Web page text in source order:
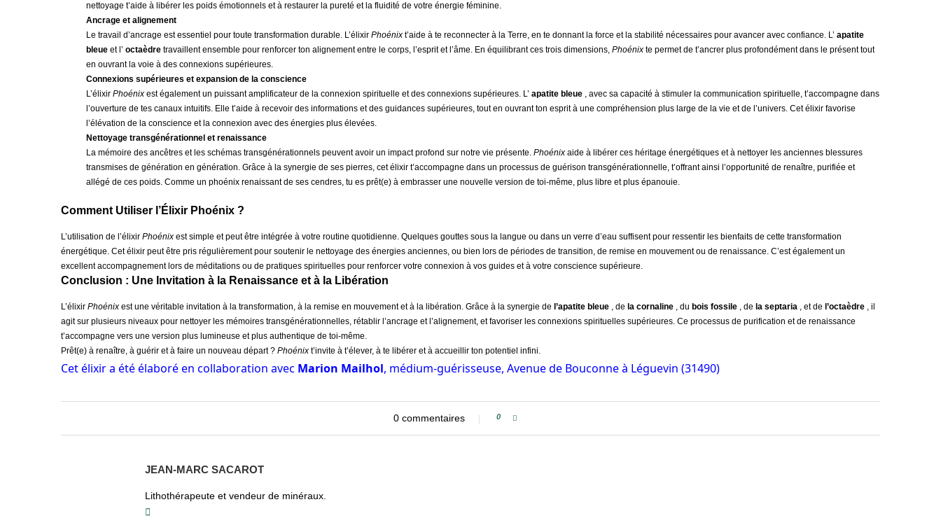
nettoyage t’aide à libérer les poids émotionnels et à restaurer la pureté et la fluidité de votre énergie féminine.
Ancrage et alignement
Le travail d’ancrage est essentiel pour toute transformation durable. L’élixir Phoénix t’aide à te reconnecter à la Terre, en te donnant la force et la stabilité nécessaires pour avancer avec confiance. L’ apatite
bleue et l’ octaèdre travaillent ensemble pour renforcer ton alignement entre le corps, l’esprit et l’âme. En équilibrant ces trois dimensions, Phoénix te permet de t’ancrer plus profondément dans le présent tout
en ouvrant la voie à des connexions supérieures.
Connexions supérieures et expansion de la conscience
L’élixir Phoénix est également un puissant amplificateur de la connexion spirituelle et des connexions supérieures. L’ apatite bleue , avec sa capacité à stimuler la communication spirituelle, t’accompagne dans
l’ouverture de tes canaux intuitifs. Elle t’aide à recevoir des informations et des guidances supérieures, tout en ouvrant ton esprit à une compréhension plus large de la vie et de l’univers. Cet élixir favorise
l’élévation de la conscience et la connexion avec des énergies plus élevées.
Nettoyage transgénérationnel et renaissance
La mémoire des ancêtres et les schémas transgénérationnels peuvent avoir un impact profond sur notre vie présente. Phoénix aide à libérer ces héritage énergétiques et à nettoyer les anciennes blessures
transmises de génération en génération. Grâce à la synergie de ses pierres, cet élixir t’accompagne dans un processus de guérison transgénérationnelle, t’offrant ainsi l’opportunité de renaître, purifiée et
allégé de ces poids. Comme un phoénix renaissant de ses cendres, tu es prêt(e) à embrasser une nouvelle version de toi-même, plus libre et plus épanouie.
Comment Utiliser l’Élixir Phoénix ?
L’utilisation de l’élixir Phoénix est simple et peut être intégrée à votre routine quotidienne. Quelques gouttes sous la langue ou dans un verre d’eau suffisent pour ressentir les bienfaits de cette transformation
énergétique. Cet élixir peut être pris régulièrement pour soutenir le nettoyage des énergies anciennes, ou bien lors de périodes de transition, de remise en mouvement ou de renaissance. C’est également un
excellent accompagnement lors de méditations ou de pratiques spirituelles pour renforcer votre connexion à vos guides et à votre conscience supérieure.
Conclusion : Une Invitation à la Renaissance et à la Libération
L’élixir Phoénix est une véritable invitation à la transformation, à la remise en mouvement et à la libération. Grâce à la synergie de l’apatite bleue , de la cornaline , du bois fossile , de la septaria , et de l’octaèdre , il
agit sur plusieurs niveaux pour nettoyer les mémoires transgénérationnelles, rétablir l’ancrage et l’alignement, et favoriser les connexions spirituelles supérieures. Ce processus de purification et de renaissance
t’accompagne vers une version plus lumineuse et plus authentique de toi-même.
Prêt(e) à renaître, à guérir et à faire un nouveau départ ? Phoénix t’invite à t’élever, à te libérer et à accueillir ton potentiel infini.
Cet élixir a été élaboré en collaboration avec Marion Mailhol, médium-guérisseuse, Avenue de Bouconne à Léguevin (31490)
0 commentaires 0
JEAN-MARC SACAROT
Lithothérapeute et vendeur de minéraux.